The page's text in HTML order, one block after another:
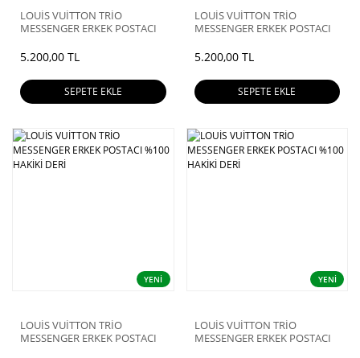
LOUİS VUİTTON TRİO
MESSENGER ERKEK POSTACI
5.200,00 TL
SEPETE EKLE
LOUİS VUİTTON TRİO
MESSENGER ERKEK POSTACI
5.200,00 TL
SEPETE EKLE
YENİ
LOUİS VUİTTON TRİO
MESSENGER ERKEK POSTACI
YENİ
LOUİS VUİTTON TRİO
MESSENGER ERKEK POSTACI